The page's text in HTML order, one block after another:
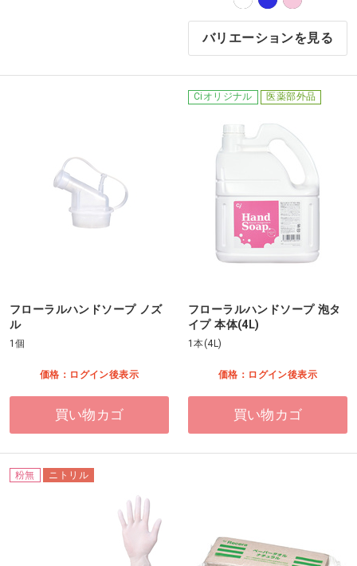
バリエーションを見る
フローラルハンドソープ ノズ
ル
1個
価格：ログイン後表示
買い物カゴ
Ciオリジナル 医薬部外品
フローラルハンドソープ 泡タ
イプ 本体(4L)
1本(4L)
価格：ログイン後表示
買い物カゴ
粉無 ニトリル